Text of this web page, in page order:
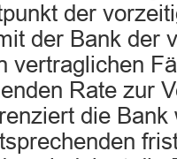
der
der Bank der
vertraglichen
Rate zur
die Bank